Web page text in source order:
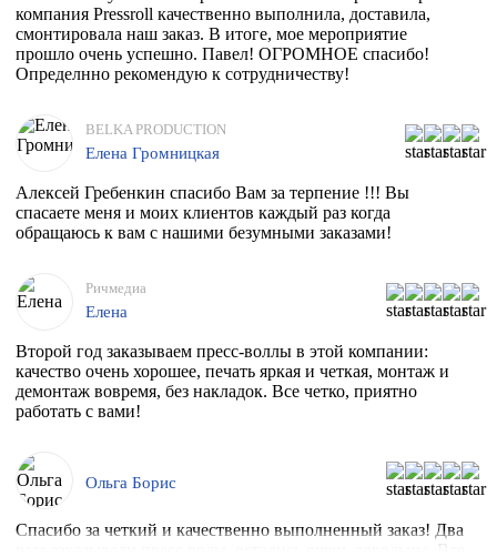
компания Pressroll качественно выполнила, доставила,
смонтировала наш заказ. В итоге, мое мероприятие
прошло очень успешно. Павел! ОГРОМНОЕ спасибо!
Определнно рекомендую к сотрудничеству!
BELKA PRODUCTION
Елена Громницкая
Алексей Гребенкин спасибо Вам за терпение !!! Вы
спасаете меня и моих клиентов каждый раз когда
обращаюсь к вам с нашими безумными заказами!
Ричмедиа
Елена
Второй год заказываем пресс-воллы в этой компании:
качество очень хорошее, печать яркая и четкая, монтаж и
демонтаж вовремя, без накладок. Все четко, приятно
работать с вами!
Ольга Борис
Спасибо за четкий и качественно выполненный заказ! Два
раза заказывали пресс волы, остались очень довольны. Все